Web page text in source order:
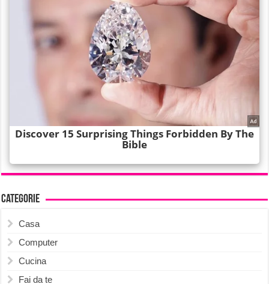
Categorie
Casa
Computer
Cucina
Fai da te